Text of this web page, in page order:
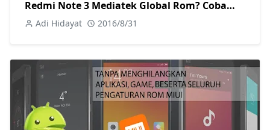
Redmi Note 3 Mediatek Global Rom? Coba
Dulu Tutorial Ini! Baru Bilang Sulit
Adi Hidayat 2016/8/31